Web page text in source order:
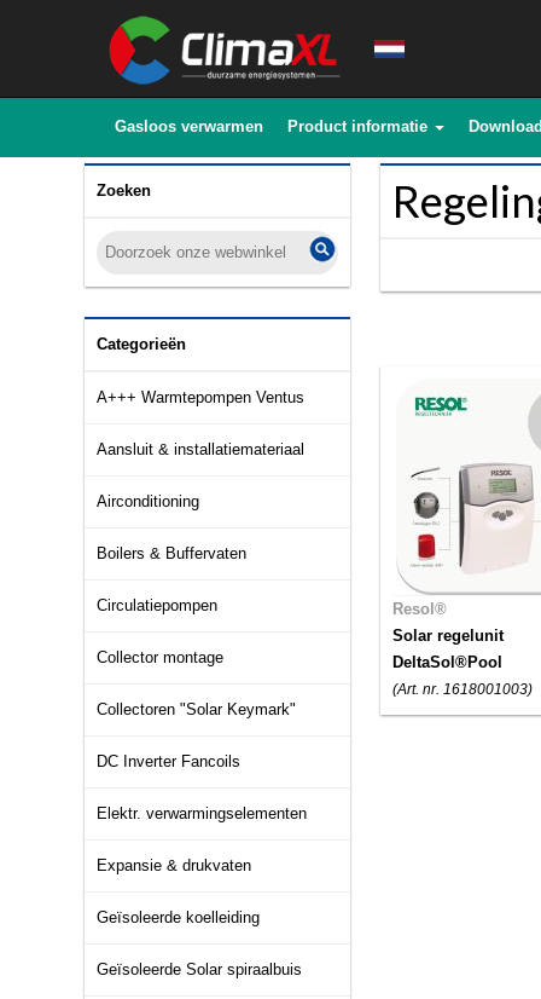
Gasloos verwarmen Product informatie
Zoeken
Categorieën
A+++ Warmtepompen Ventus
Aansluit & installatiemateriaal
Airconditioning
Boilers & Buffervaten
Circulatiepompen
Collector montage
Collectoren "Solar Keymark"
DC Inverter Fancoils
Elektr. verwarmingselementen
Expansie & drukvaten
Geïsoleerde koelleiding
Geïsoleerde Solar spiraalbuis
Resol®
Solar regelunit
DeltaSol®Pool
(Art. nr. 1618001003)